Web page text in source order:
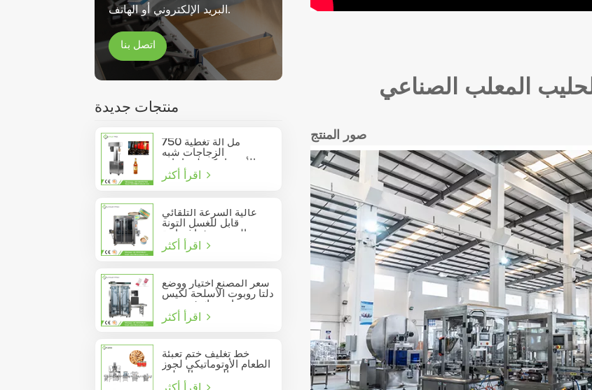
البريد الإلكتروني أو الهاتف.
اتصل بنا
منتجات جديدة
750 مل آلة تغطية
الزجاجات شبه
النبيذ الزجاجية
عالية السرعة التلقائي
قابل للغسل التونة
السردين فراغ حاوية
المأكولات البحرية القصدير
يمكن السدادة
سعر المصنع اختيار ووضع
دلتا روبوت الأسلحة لكيس
عصا تتحرك في مربع
خط تغليف ختم تعبئة
الطعام الأوتوماتيكي لجوز
الصنوبر المعلب
المعلب الصناعي
صور المنتج